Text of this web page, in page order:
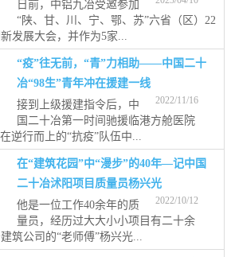
日前，中铝九冶受邀参加
“陕、甘、川、宁、鄂、苏”六省（区）22
发展大会，并作为5家...
“疫”往无前，“青”力相助——中国二十
冶“98生”青年冲在援建一线
2022/11/16
接到上级援建指令后，中
国二十冶第一时间驰援临港方舱医院
逆行而上的“抗疫”队伍中...
在“建筑花园”中“漫步”的40年—记中国
二十冶沭阳项目质量员杨兴光
2022/10/12
他是一位工作40余年的质
量员，经历过大大小小项目有二十余
筑公司的“老师傅”杨兴光...